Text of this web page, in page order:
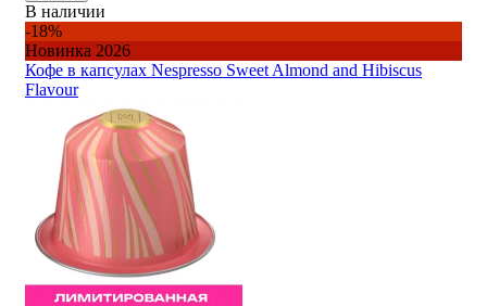
В наличии
-18%
Новинка 2026
Кофе в капсулах Nespresso Sweet Almond and Hibiscus
Flavour